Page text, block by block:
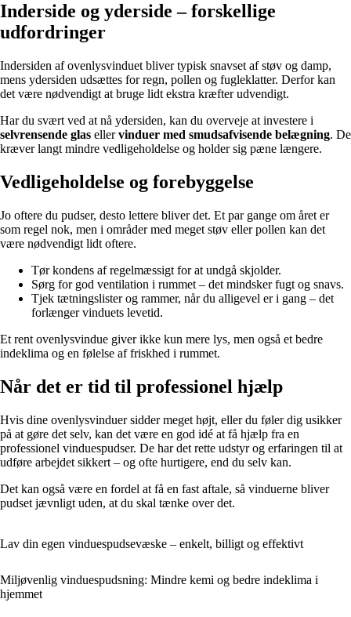
Inderside og yderside – forskellige
udfordringer
Indersiden af ovenlysvinduet bliver typisk snavset af støv og damp,
mens ydersiden udsættes for regn, pollen og fugleklatter. Derfor kan
det være nødvendigt at bruge lidt ekstra kræfter udvendigt.
Har du svært ved at nå ydersiden, kan du overveje at investere i
selvrensende glas ellervinduer med smudsafvisende belægning. De
kræver langt mindre vedligeholdelse og holder sig pæne længere.
Vedligeholdelse og forebyggelse
Jo oftere du pudser, desto lettere bliver det. Et par gange om året er
som regel nok, men i områder med meget støv eller pollen kan det
være nødvendigt lidt oftere.
Tør kondens af regelmæssigt for at undgå skjolder.
Sørg for god ventilation i rummet – det mindsker fugt og snavs.
Tjek tætningslister og rammer, når du alligevel er i gang – det
forlænger vinduets levetid.
Et rent ovenlysvindue giver ikke kun mere lys, men også et bedre
indeklima og en følelse af friskhed i rummet.
Når det er tid til professionel hjælp
Hvis dine ovenlysvinduer sidder meget højt, eller du føler dig usikker
på at gøre det selv, kan det være en god idé at få hjælp fra en
professionel vinduespudser. De har det rette udstyr og erfaringen til at
udføre arbejdet sikkert – og ofte hurtigere, end du selv kan.
Det kan også være en fordel at få en fast aftale, så vinduerne bliver
pudset jævnligt uden, at du skal tænke over det.
Lav din egen vinduespudsevæske – enkelt, billigt og effektivt
Miljøvenlig vinduespudsning: Mindre kemi og bedre indeklima i
hjemmet